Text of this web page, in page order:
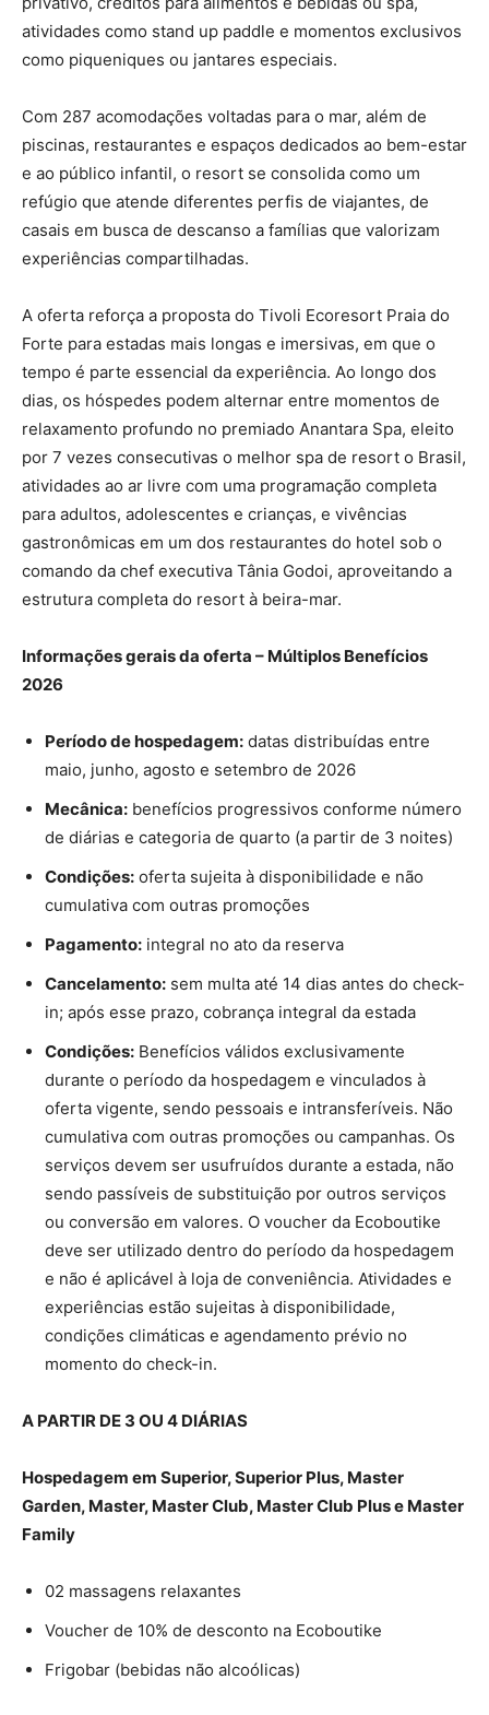
atividades como stand up paddle e momentos exclusivos
como piqueniques ou jantares especiais.
Com 287 acomodações voltadas para o mar, além de
piscinas, restaurantes e espaços dedicados ao bem-estar
e ao público infantil, o resort se consolida como um
refúgio que atende diferentes perfis de viajantes, de
casais em busca de descanso a famílias que valorizam
experiências compartilhadas.
A oferta reforça a proposta do Tivoli Ecoresort Praia do
Forte para estadas mais longas e imersivas, em que o
tempo é parte essencial da experiência. Ao longo dos
dias, os hóspedes podem alternar entre momentos de
relaxamento profundo no premiado Anantara Spa, eleito
por 7 vezes consecutivas o melhor spa de resort o Brasil,
atividades ao ar livre com uma programação completa
para adultos, adolescentes e crianças, e vivências
gastronômicas em um dos restaurantes do hotel sob o
comando da chef executiva Tânia Godoi, aproveitando a
estrutura completa do resort à beira-mar.
Informações gerais da oferta – Múltiplos Benefícios
2026
Período de hospedagem: datas distribuídas entre
maio, junho, agosto e setembro de 2026
Mecânica: benefícios progressivos conforme número
de diárias e categoria de quarto (a partir de 3 noites)
Condições: oferta sujeita à disponibilidade e não
cumulativa com outras promoções
Pagamento: integral no ato da reserva
Cancelamento: sem multa até 14 dias antes do check-
in; após esse prazo, cobrança integral da estada
Condições: Benefícios válidos exclusivamente
durante o período da hospedagem e vinculados à
oferta vigente, sendo pessoais e intransferíveis. Não
cumulativa com outras promoções ou campanhas. Os
serviços devem ser usufruídos durante a estada, não
sendo passíveis de substituição por outros serviços
ou conversão em valores. O voucher da Ecoboutike
deve ser utilizado dentro do período da hospedagem
e não é aplicável à loja de conveniência. Atividades e
experiências estão sujeitas à disponibilidade,
condições climáticas e agendamento prévio no
momento do check-in.
A PARTIR DE 3 OU 4 DIÁRIAS
Hospedagem em Superior, Superior Plus, Master
Garden, Master, Master Club, Master Club Plus e Master
Family
02 massagens relaxantes
Voucher de 10% de desconto na Ecoboutike
Frigobar (bebidas não alcoólicas)